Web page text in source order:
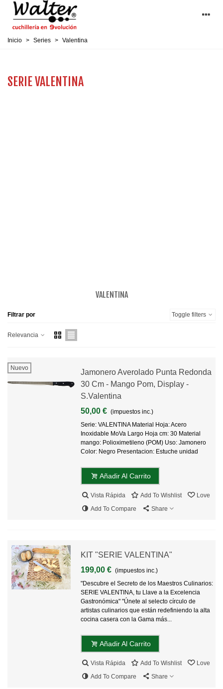
Inicio > Series > Valentina
SERIE VALENTINA
VALENTINA
Filtrar por Toggle filters
Relevancia
Nuevo
Jamonero Averolado Punta Redonda
30 Cm - Mango Pom, Display -
S.Valentina
50,00 € (impuestos inc.)
Serie: VALENTINA Material Hoja: Acero
Inoxidable MoVa Largo Hoja cm: 30 Material
mango: Polioximetileno (POM) Uso: Jamonero
Color: Negro Presentacion: Estuche unidad
Añadir Al Carrito
Vista Rápida Add To Wishlist
Love
Add To Compare
Share
KIT "SERIE VALENTINA"
199,00 € (impuestos inc.)
"Descubre el Secreto de los Maestros Culinarios:
SERIE VALENTINA, tu Llave a la Excelencia
Gastronómica" "Únete al selecto círculo de
artistas culinarios que están redefiniendo la alta
cocina casera con la Gama más...
Añadir Al Carrito
Vista Rápida Add To Wishlist
Love
Add To Compare
Share